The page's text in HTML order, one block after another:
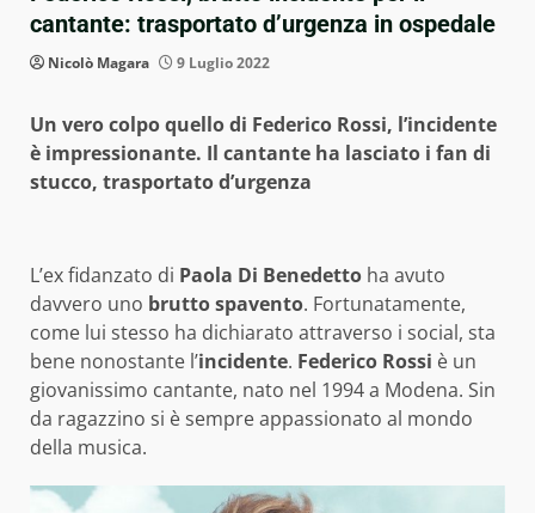
cantante: trasportato d’urgenza in ospedale
Nicolò Magara 9 Luglio 2022
Un vero colpo quello di Federico Rossi, l’incidente
è impressionante. Il cantante ha lasciato i fan di
stucco, trasportato d’urgenza
L’ex fidanzato di Paola Di Benedetto ha avuto
davvero uno brutto spavento. Fortunatamente,
come lui stesso ha dichiarato attraverso i social, sta
bene nonostante l’incidente. Federico Rossi è un
giovanissimo cantante, nato nel 1994 a Modena. Sin
da ragazzino si è sempre appassionato al mondo
della musica.